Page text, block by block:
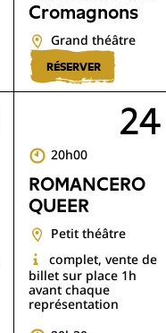
Cromagnons
Grand théâtre
RÉSERVER
24
20h00
ROMANCERO
QUEER
Petit théâtre
complet, vente de
billet sur place 1h
avant chaque
représentation